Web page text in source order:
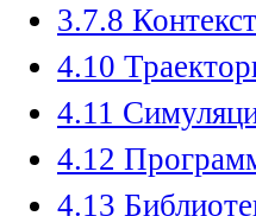
3.7.8
4.10
4.11
4.12
4.13